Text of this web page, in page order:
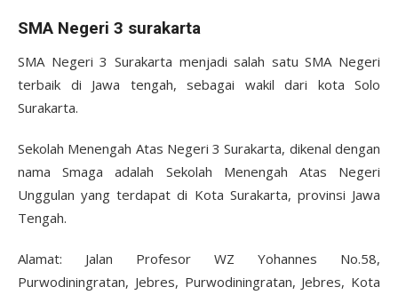
SMA Negeri 3 surakarta
SMA Negeri 3 Surakarta menjadi salah satu SMA Negeri
terbaik di Jawa tengah, sebagai wakil dari kota Solo
Surakarta.
Sekolah Menengah Atas Negeri 3 Surakarta, dikenal dengan
nama Smaga adalah Sekolah Menengah Atas Negeri
Unggulan yang terdapat di Kota Surakarta, provinsi Jawa
Tengah.
Alamat: Jalan Profesor WZ Yohannes No.58,
Purwodiningratan, Jebres, Purwodiningratan, Jebres, Kota